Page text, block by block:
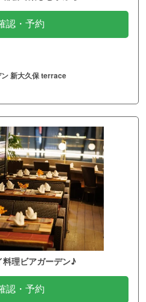
認・予約
新大久保 terrace
理ビアガーデン♪
認・予約